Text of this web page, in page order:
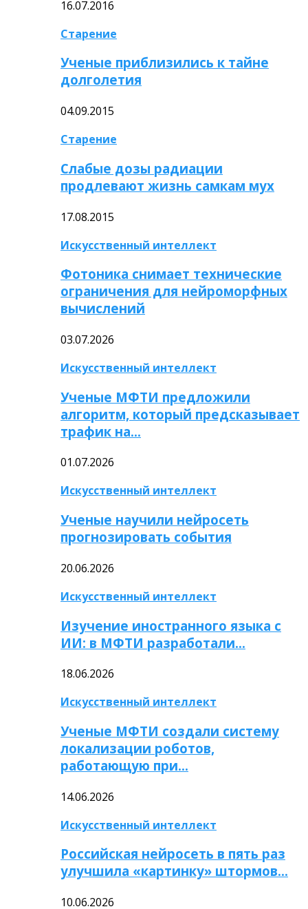
16.07.2016
Старение
Ученые приблизились к тайне
долголетия
04.09.2015
Старение
Слабые дозы радиации
продлевают жизнь самкам мух
17.08.2015
Искусственный интеллект
Фотоника снимает технические
ограничения для нейроморфных
вычислений
03.07.2026
Искусственный интеллект
Ученые МФТИ предложили
алгоритм, который предсказывает
трафик на…
01.07.2026
Искусственный интеллект
Ученые научили нейросеть
прогнозировать события
20.06.2026
Искусственный интеллект
Изучение иностранного языка с
ИИ: в МФТИ разработали…
18.06.2026
Искусственный интеллект
Ученые МФТИ создали систему
локализации роботов,
работающую при…
14.06.2026
Искусственный интеллект
Российская нейросеть в пять раз
улучшила «картинку» штормов…
10.06.2026